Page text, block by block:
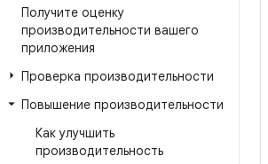
Получите оценку
производительности вашего
приложения
Проверка производительности
Повышение производительности
Как улучшить
производительность